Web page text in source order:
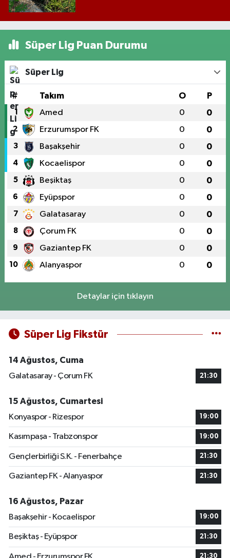
Süper Lig Puan Durumu
Süper Lig
# Takım O P
1 Amed 0 0
2 Erzurumspor FK 0 0
3 Başakşehir 0 0
4 Kocaelispor 0 0
5 Beşiktaş 0 0
6 Eyüpspor 0 0
7 Galatasaray 0 0
8 Çorum FK 0 0
9 Gaziantep FK 0 0
10 Alanyaspor 0 0
Detaylar için tıklayın
Süper Lig Fikstür
14 Ağustos, Cuma
Galatasaray - Çorum FK
21:30
15 Ağustos, Cumartesi
Konyaspor - Rizespor
19:00
Kasımpaşa - Trabzonspor 19:00
Gençlerbirliği S.K. - Fenerbahçe 21:30
Gaziantep FK - Alanyaspor 21:30
16 Ağustos, Pazar
Başakşehir - Kocaelispor
19:00
Beşiktaş - Eyüpspor 21:30
21:30